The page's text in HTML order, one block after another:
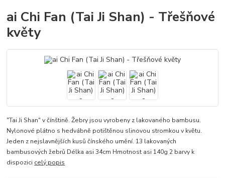
ai Chi Fan (Tai Ji Shan) - Třešňové
květy
"Tai Ji Shan" v čínštině. Žebry jsou vyrobeny z lakovaného bambusu.
Nylonové plátno s hedvábně potištěnou slinovou stromkou v květu.
Jeden z nejslavnějších kusů čínského umění. 13 lakovaných
bambusových žebrů Délka asi 34cm Hmotnost asi 140g 2 barvy k
dispozici celý popis